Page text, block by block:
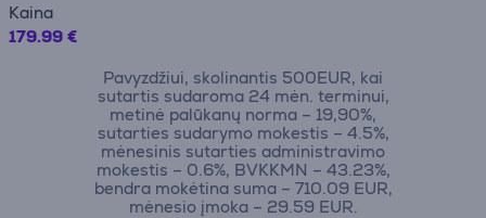
Kaina
179.99 €
Pavyzdžiui, skolinantis 500EUR, kai
sutartis sudaroma 24 mėn. terminui,
metinė palūkanų norma – 19,90%,
sutarties sudarymo mokestis – 4.5%,
mėnesinis sutarties administravimo
mokestis – 0.6%, BVKKMN – 43.23%,
bendra mokėtina suma – 710.09 EUR,
mėnesio įmoka – 29.59 EUR.